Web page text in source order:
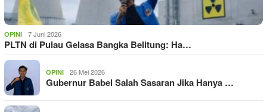
OPINI 7 Juni 2026
PLTN di Pulau Gelasa Bangka Belitung: Ha…
OPINI 26 Mei 2026
Gubernur Babel Salah Sasaran Jika Hanya …